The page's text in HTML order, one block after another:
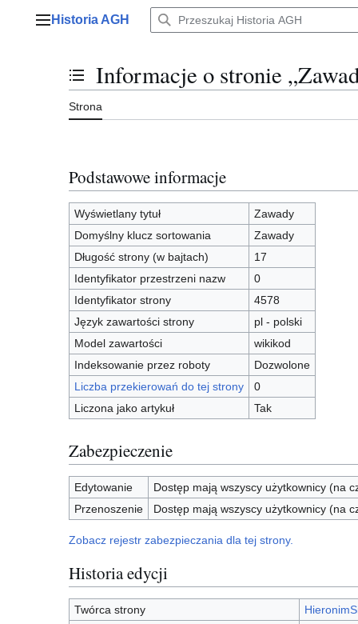
Menu główne
Historia AGH
Przełącz stan spisu treści
Informacje o stronie
Strona
Podstawowe informacje
Wyświetlany tytuł
Zawady
Domyślny klucz sortowania
Zawady
Długość strony (w bajtach)
17
Identyfikator przestrzeni nazw
0
Identyfikator strony
4578
Język zawartości strony
pl - polski
Model zawartości
wikikod
Indeksowanie przez roboty
Dozwolone
Liczba przekierowań do tej strony
0
Liczona jako artykuł
Tak
Zabezpieczenie
Edytowanie
Dostęp mają wszyscy użytkownicy (na
Przenoszenie
Dostęp mają wszyscy użytkownicy (na
Zobacz rejestr zabezpieczania dla tej strony.
Historia edycji
Twórca strony